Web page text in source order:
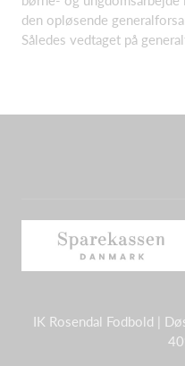
den opløsende
Således vedtaget på
IK Rosendal Fodbold |